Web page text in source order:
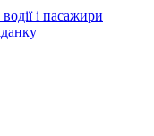
і пасажири